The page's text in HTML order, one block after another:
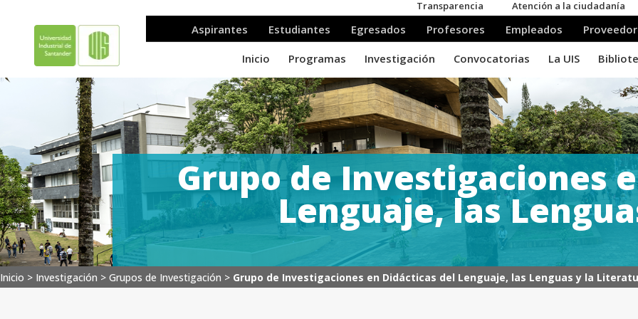
Grupo de Investigaciones
Lenguaje, las
Inicio > Investigación > Grupos de Investigación > Grupo de Investigaciones en Didácticas del Lenguaje, las Lenguas y la